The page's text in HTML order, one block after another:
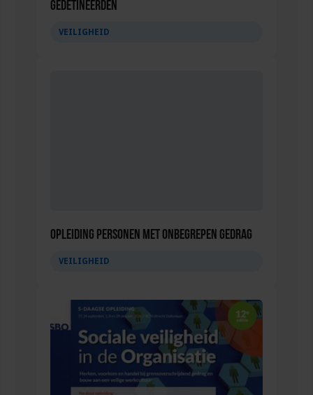
gedetineerden
VEILIGHEID
Opleiding Personen met onbegrepen gedrag
VEILIGHEID